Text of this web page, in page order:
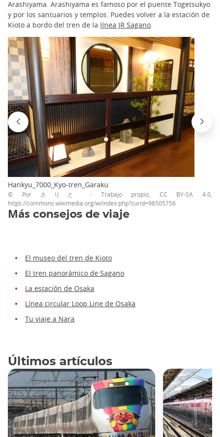
Arashiyama. Arashiyama es famoso por el puente Togetsukyo
y por los santuarios y templos. Puedes volver a la estación de
Kioto a bordo del tren de la línea JR Sagano.
Hankyu_7000_Kyo-tren_Garaku
© Por さりと - Trabajo propio, CC BY-SA 4.0,
https://commons.wikimedia.org/w/index.php?curid=98505756
Más consejos de viaje
El museo del tren de Kioto
El tren panorámico de Sagano
La estación de Osaka
Línea circular Loop Line de Osaka
Tu viaje a Nara
Últimos artículos